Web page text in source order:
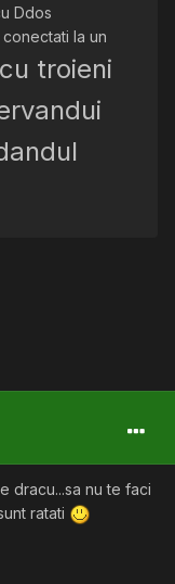
Ddos
la un
troieni
dracu...sa nu te faci
ratati